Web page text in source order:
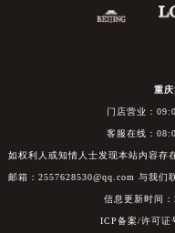
重
门店营业：
客服在线：
如权利人或知情人士发现本站内容存
邮箱：2557628530@qq.com 与我们
信息更新时间
ICP备案/许可证